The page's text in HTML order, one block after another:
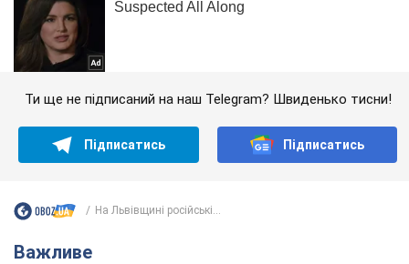
Ти ще не підписаний на наш Telegram? Швиденько тисни!
Підписатись Підписатись
На Львівщині російські...
Важливе